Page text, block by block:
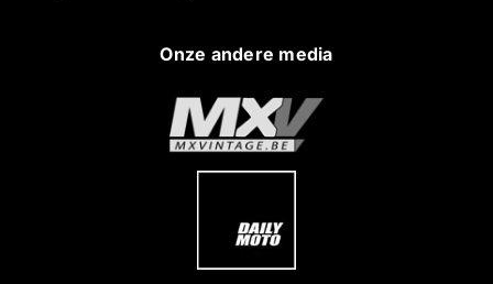
Onze andere media